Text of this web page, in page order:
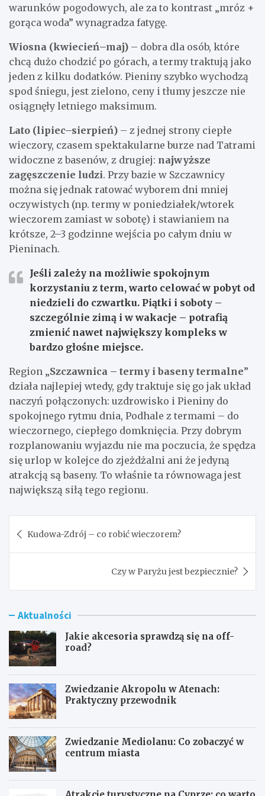
warunków pogodowych, ale za to kontrast „mróz +
gorąca woda” wynagradza fatygę.
Wiosna (kwiecień–maj) – dobra dla osób, które
chcą dużo chodzić po górach, a termy traktują jako
jeden z kilku dodatków. Pieniny szybko wychodzą
spod śniegu, jest zielono, ceny i tłumy jeszcze nie
osiągnęły letniego maksimum.
Lato (lipiec–sierpień) – z jednej strony ciepłe
wieczory, czasem spektakularne burze nad Tatrami
widoczne z basenów, z drugiej: najwyższe
zagęszczenie ludzi. Przy bazie w Szczawnicy
można się jednak ratować wyborem dni mniej
oczywistych (np. termy w poniedziałek/wtorek
wieczorem zamiast w sobotę) i stawianiem na
krótsze, 2–3 godzinne wejścia po całym dniu w
Pieninach.
Jeśli zależy na możliwie spokojnym
korzystaniu z term, warto celować w pobyt od
niedzieli do czwartku. Piątki i soboty –
szczególnie zimą i w wakacje – potrafią
zmienić nawet największy kompleks w
bardzo głośne miejsce.
Region „Szczawnica – termy i baseny termalne”
działa najlepiej wtedy, gdy traktuje się go jak układ
naczyń połączonych: uzdrowisko i Pieniny do
spokojnego rytmu dnia, Podhale z termami – do
wieczornego, ciepłego domknięcia. Przy dobrym
rozplanowaniu wyjazdu nie ma poczucia, że spędza
się urlop w kolejce do zjeżdżalni ani że jedyną
atrakcją są baseny. To właśnie ta równowaga jest
największą siłą tego regionu.
wpisu
Kudowa-Zdrój – co robić wieczorem?
Czy w Paryżu jest bezpiecznie?
Aktualności
Jakie akcesoria sprawdzą się na off-
road?
Zwiedzanie Akropolu w Atenach:
Praktyczny przewodnik
Zwiedzanie Mediolanu: Co zobaczyć w
centrum miasta